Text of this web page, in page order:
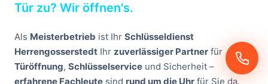
Tür zu? Wir öffnen's.
Als Meisterbetrieb ist Ihr Schlüsseldienst
Herrengosserstedt Ihr zuverlässiger Partner für
Türöffnung, Schlüsselservice und Sicherheit –
erfahrene Fachleute sind rund um die Uhr für Sie da.